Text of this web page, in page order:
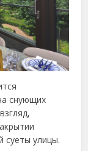
снующих
суеты улицы.